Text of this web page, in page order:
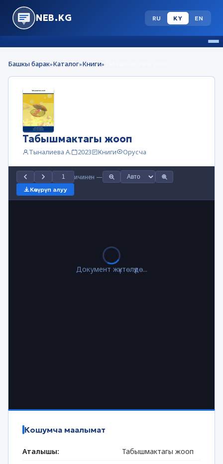
NEB.KG RU KY EN
Башкы барак»Каталог»Книги»
Табышмактагы жооп
Тыналиева А. 2023 Книги Орусча
ичинен —
Көчүрүп алуу
Документ жүктөлүүдө...
Кошумча маалымат
Аталышы:
Табышмактагы жооп